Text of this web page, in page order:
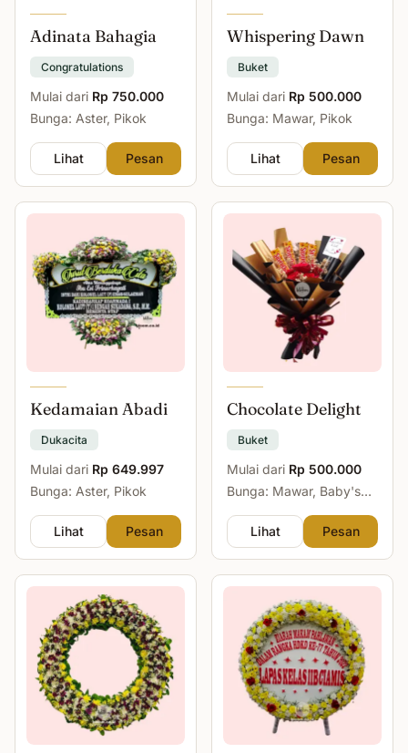
Adinata Bahagia
Congratulations
Mulai dari Rp 750.000
Bunga: Aster, Pikok
Lihat Pesan
Whispering Dawn
Buket
Mulai dari Rp 500.000
Bunga: Mawar, Pikok
Lihat Pesan
Kedamaian Abadi
Dukacita
Mulai dari Rp 649.997
Bunga: Aster, Pikok
Lihat Pesan
Chocolate Delight
Buket
Mulai dari Rp 500.000
Bunga: Mawar, Baby's
Lihat
Pesan